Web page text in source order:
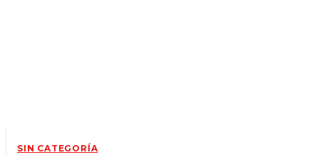
SIN CATEGORÍA